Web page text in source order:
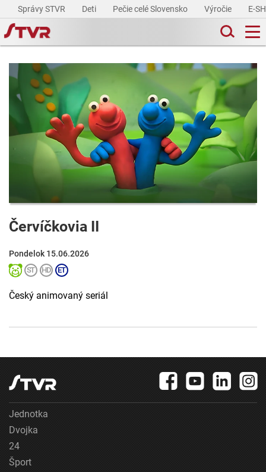
Správy STVR Deti Pečie celé Slovensko Výročie E-
Červíčkovia II
Pondelok 15.06.2026
Český animovaný seriál
Jednotka
Dvojka
24
Šport